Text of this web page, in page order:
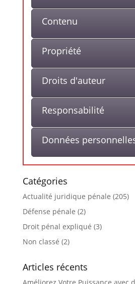
Contenu
Propriété
Droits d'auteur
Responsabilité
Données
Catégories
Actualité juridique pénale (205)
Défense pénale (2)
Droit pénal expliqué (3)
Non classé (2)
Articles récents